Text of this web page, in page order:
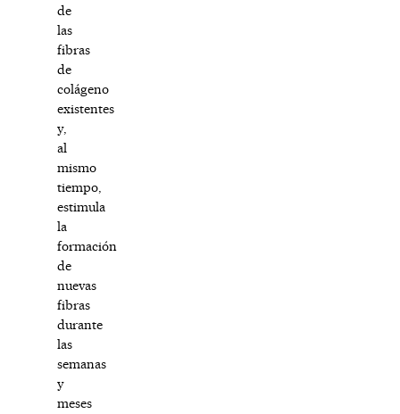
de
las
fibras
de
colágeno
existentes
y,
al
mismo
tiempo,
estimula
la
formación
de
nuevas
fibras
durante
las
semanas
y
meses